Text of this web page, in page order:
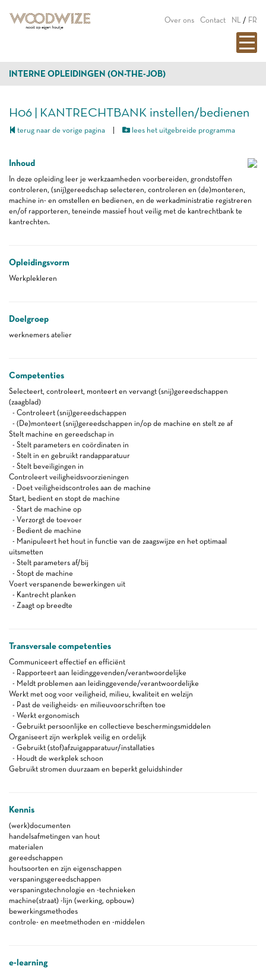
Over ons Contact NL / FR
INTERNE OPLEIDINGEN (ON-THE-JOB)
H06 | KANTRECHTBANK instellen/bedienen
terug naar de vorige pagina lees het uitgebreide programma
Inhoud
In deze opleiding leer je werkzaamheden voorbereiden, grondstoffen
controleren, (snij)gereedschap selecteren, controleren en (de)monteren,
machine in- en omstellen en bedienen, en de werkadministratie registreren
en/of rapporteren, teneinde massief hout veilig met de kantrechtbank te
kantrechten.
Opleidingsvorm
Werkplekleren
Doelgroep
werknemers atelier
Competenties
Selecteert, controleert, monteert en vervangt (snij)gereedschappen
(zaagblad)
- Controleert (snij)gereedschappen
- (De)monteert (snij)gereedschappen in/op de machine en stelt ze af
Stelt machine en gereedschap in
- Stelt parameters en coördinaten in
- Stelt in en gebruikt randapparatuur
- Stelt beveiligingen in
Controleert veiligheidsvoorzieningen
- Doet veiligheidscontroles aan de machine
Start, bedient en stopt de machine
- Start de machine op
- Verzorgt de toevoer
- Bedient de machine
- Manipuleert het hout in functie van de zaagswijze en het optimaal
uitsmetten
- Stelt parameters af/bij
- Stopt de machine
Voert verspanende bewerkingen uit
- Kantrecht planken
- Zaagt op breedte
Transversale competenties
Communiceert effectief en efficiënt
- Rapporteert aan leidinggevenden/verantwoordelijke
- Meldt problemen aan leidinggevende/verantwoordelijke
Werkt met oog voor veiligheid, milieu, kwaliteit en welzijn
- Past de veiligheids- en milieuvoorschriften toe
- Werkt ergonomisch
- Gebruikt persoonlijke en collectieve beschermingsmiddelen
Organiseert zijn werkplek veilig en ordelijk
- Gebruikt (stof)afzuigapparatuur/installaties
- Houdt de werkplek schoon
Gebruikt stromen duurzaam en beperkt geluidshinder
Kennis
(werk)documenten
handelsafmetingen van hout
materialen
gereedschappen
houtsoorten en zijn eigenschappen
verspaningsgereedschappen
verspaningstechnologie en -technieken
machine(straat) -lijn (werking, opbouw)
bewerkingsmethodes
controle- en meetmethoden en -middelen
e-learning